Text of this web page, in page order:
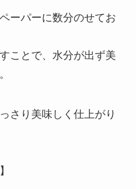
ーパーに数分のせてお
ことで、水分が出ず美
さり美味しく仕上がり
】